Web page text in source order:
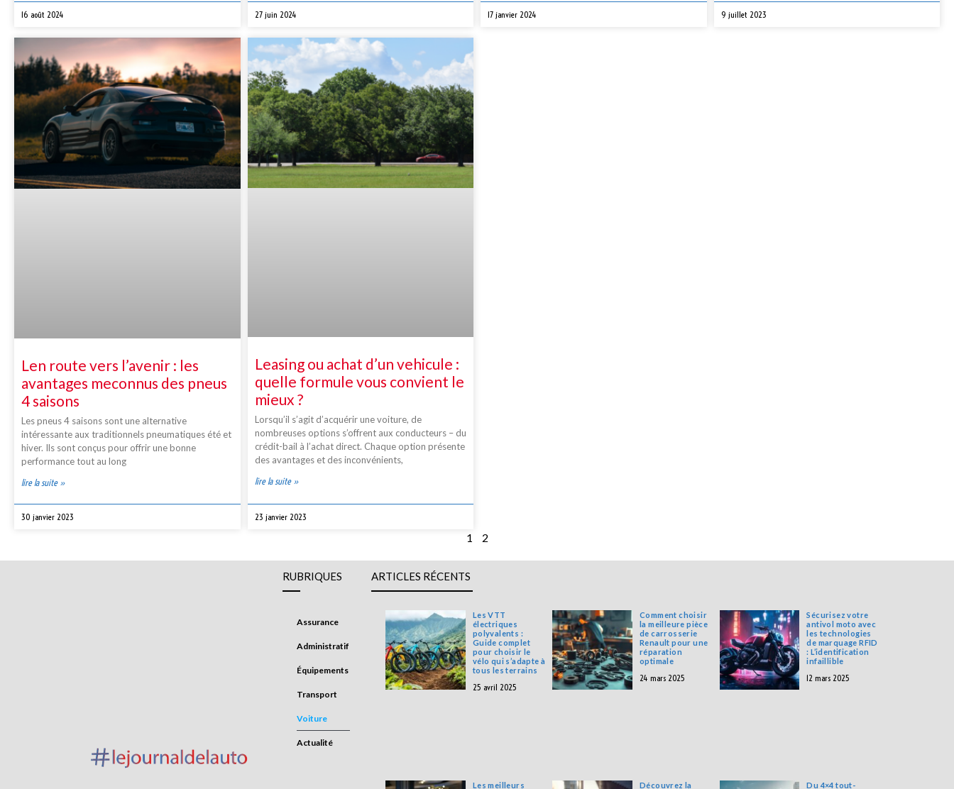
16 août 2024 27 juin 2024 17 janvier 2024 9 juillet 2023
Len route vers l’avenir : les
avantages meconnus des pneus
4 saisons
Les pneus 4 saisons sont une alternative
intéressante aux traditionnels pneumatiques été et
hiver. Ils sont conçus pour offrir une bonne
performance tout au long
lire la suite »
30 janvier 2023
Leasing ou achat d’un vehicule :
quelle formule vous convient le
mieux ?
Lorsqu’il s’agit d’acquérir une voiture, de
nombreuses options s’offrent aux conducteurs – du
crédit-bail à l’achat direct. Chaque option présente
des avantages et des inconvénients,
lire la suite »
23 janvier 2023
1 2
RUBRIQUES
Assurance
Administratif
Équipements
Transport
Voiture
Actualité
ARTICLES RÉCENTS
Les VTT
électriques
polyvalents :
Guide complet
pour choisir le
vélo qui s’adapte à
tous les terrains
25 avril 2025
Comment choisir
la meilleure pièce
de carrosserie
Renault pour une
réparation
optimale
24 mars 2025
Sécurisez votre
antivol moto avec
les technologies
de marquage RFID
: L’identification
infaillible
12 mars 2025
Les meilleurs Découvrez la Du 4×4 tout-